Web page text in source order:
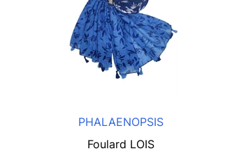
PHALAENOPSIS
Foulard LOIS